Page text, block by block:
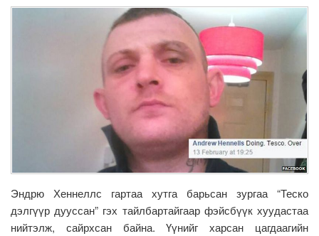
Эндрю Хеннеллс гартаа хутга барьсан зургаа “Теско
дэлгүүр дууссан” гэх тайлбартайгаар фэйсбүүк хуудастаа
нийтэлж, сайрхсан байна. Үүнийг харсан цагдаагийн